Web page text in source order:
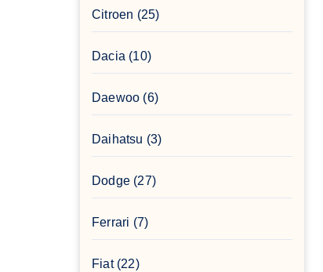
Citroen (25)
Dacia (10)
Daewoo (6)
Daihatsu (3)
Dodge (27)
Ferrari (7)
Fiat(22)